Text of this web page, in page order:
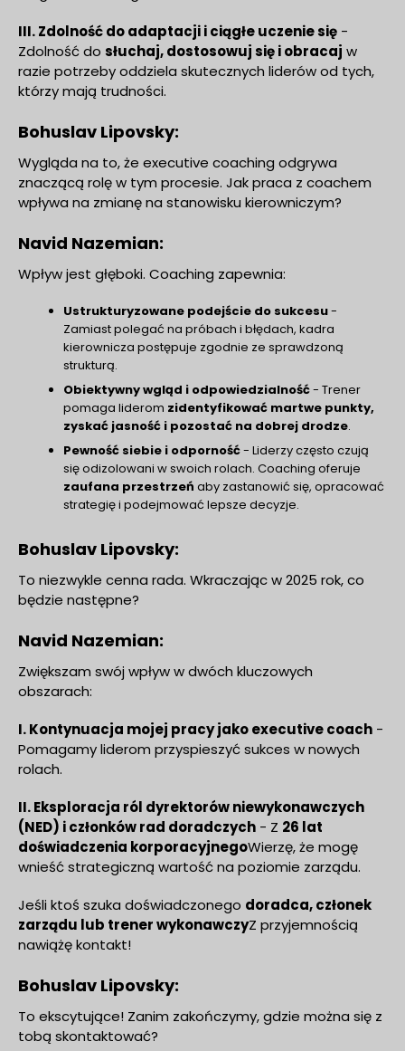
III. Zdolność do adaptacji i ciągłe uczenie się -
Zdolność do słuchaj, dostosowuj się i obracaj w
razie potrzeby oddziela skutecznych liderów od tych,
którzy mają trudności.
Bohuslav Lipovsky:
Wygląda na to, że executive coaching odgrywa
znaczącą rolę w tym procesie. Jak praca z coachem
wpływa na zmianę na stanowisku kierowniczym?
Navid Nazemian:
Wpływ jest głęboki. Coaching zapewnia:
Ustrukturyzowane podejście do sukcesu-
Zamiast polegać na próbach i błędach, kadra
kierownicza postępuje zgodnie ze sprawdzoną
strukturą.
Obiektywny wgląd i odpowiedzialność- Trener
pomaga liderom zidentyfikować martwe punkty,
zyskać jasność i pozostać na dobrej drodze.
Pewność siebie i odporność- Liderzy często czują
się odizolowani w swoich rolach. Coaching oferuje
zaufana przestrzeń aby zastanowić się, opracować
strategię i podejmować lepsze decyzje.
Bohuslav Lipovsky:
To niezwykle cenna rada. Wkraczając w 2025 rok, co
będzie następne?
Navid Nazemian:
Zwiększam swój wpływ w dwóch kluczowych
obszarach:
I. Kontynuacja mojej pracy jako executive coach -
Pomagamy liderom przyspieszyć sukces w nowych
rolach.
II. Eksploracja ról dyrektorów niewykonawczych
(NED) i członków rad doradczych - Z 26 lat
doświadczenia korporacyjnegoWierzę, że mogę
wnieść strategiczną wartość na poziomie zarządu.
Jeśli ktoś szuka doświadczonego doradca, członek
zarządu lub trener wykonawczyZ przyjemnością
nawiążę kontakt!
Bohuslav Lipovsky:
To ekscytujące! Zanim zakończymy, gdzie można się z
tobą skontaktować?